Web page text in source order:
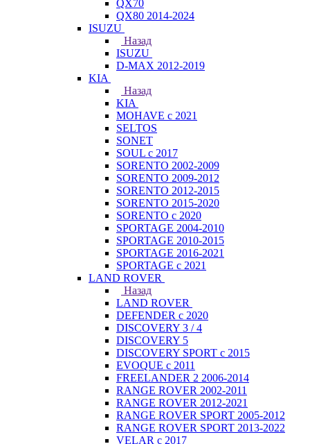
QX70
QX80 2014-2024
ISUZU
Назад
ISUZU
D-MAX 2012-2019
KIA
Назад
KIA
MOHAVE с 2021
SELTOS
SONET
SOUL с 2017
SORENTO 2002-2009
SORENTO 2009-2012
SORENTO 2012-2015
SORENTO 2015-2020
SORENTO с 2020
SPORTAGE 2004-2010
SPORTAGE 2010-2015
SPORTAGE 2016-2021
SPORTAGE с 2021
LAND ROVER
Назад
LAND ROVER
DEFENDER с 2020
DISCOVERY 3 / 4
DISCOVERY 5
DISCOVERY SPORT с 2015
EVOQUE с 2011
FREELANDER 2 2006-2014
RANGE ROVER 2002-2011
RANGE ROVER 2012-2021
RANGE ROVER SPORT 2005-2012
RANGE ROVER SPORT 2013-2022
VELAR с 2017